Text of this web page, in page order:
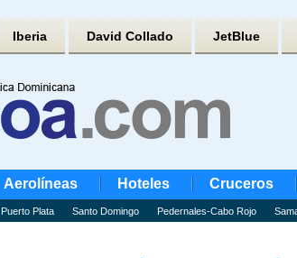
Iberia David Collado JetBlue
Aerolíneas Hoteles Cruceros
Puerto Plata Santo Domingo Pedernales-Cabo Rojo